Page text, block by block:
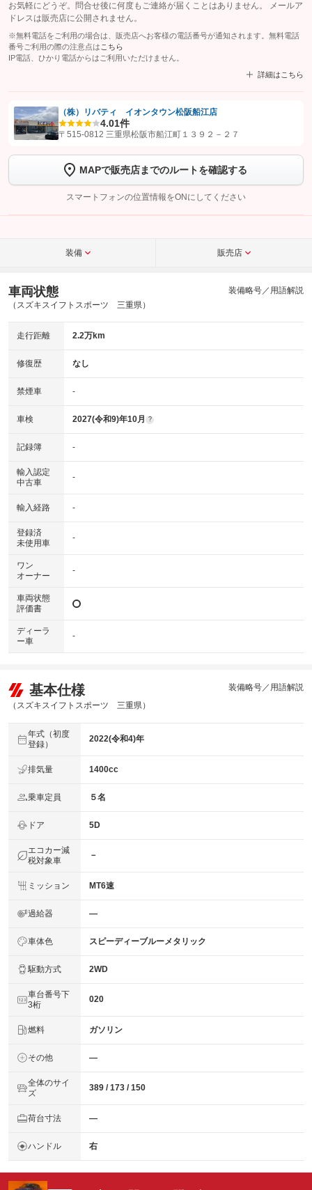
お気軽にどうぞ。問合せ後に何度もご連絡が届くことはありません。 メールア
ドレスは販売店に公開されません。
※無料電話をご利用の場合は、販売店へお客様の電話番号が通知されます。無料電話
番号ご利用の際の注意点は こちら
IP電話、ひかり電話からはご利用いただけません。
詳細はこちら
【STEP1】認証画面でグーネットを友だち追加してから「許可する」ボタンを押
トーク画面で
ボタンをタップして問い合わせを
完了してください。
こちら
（株）リバティ イオンタウン松阪船江店
4.01件
〒515-0812 三重県松阪市船江町１３９２－２７
MAPで販売店までのルートを確認する
スマートフォンの位置情報をONにしてください
装備 販売店
車両状態
（スズキスイフトスポーツ 三重県）
装備略号／用語解説
走行距離 2.2万km
修復歴 なし
禁煙車 -
車検 2027(令和9)年10月 ?
記録簿 -
輸入認定
中古車
-
輸入経路 -
登録済
未使用車
-
ワン
オーナー
-
車両状態
評価書
ディーラ
ー車
-
基本仕様
（スズキスイフトスポーツ 三重県）
装備略号／用語解説
年式（初度
登録）
2022(令和4)年
排気量 1400cc
乗車定員 ５名
ドア 5D
エコカー減
税対象車
－
ミッション MT6速
過給器 ―
車体色 スピーディーブルーメタリック
駆動方式 2WD
車台番号下
3桁
020
燃料 ガソリン
その他 ―
全体のサイ
ズ
389 / 173 / 150
荷台寸法 ―
ハンドル 右